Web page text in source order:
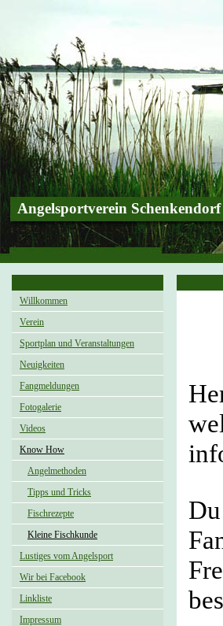
Angelsportverein Schenkendorf
Willkommen
Verein
Sportplan und Veranstaltungen
Neuigkeiten
Fangmeldungen
Fotogalerie
Videos
Know How
Angelmethoden
Tipps und Tricks
Fischrezepte
Kleine Fischkunde
Lustiges vom Angelsport
Wir bei Facebook
Linkliste
Impressum